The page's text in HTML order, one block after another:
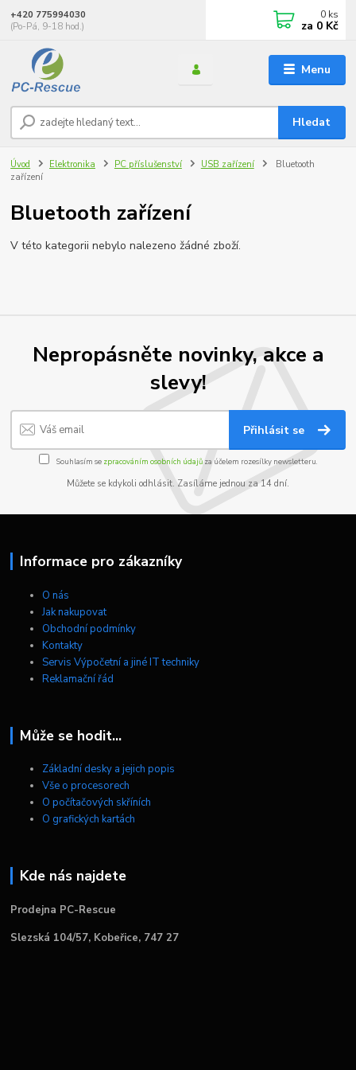
Menu
Hledat
+420 775994030
(Po-Pá, 9-18 hod.)
0 ks
za 0 Kč
Úvod Elektronika PC příslušenství USB zařízení
Bluetooth
zařízení
Bluetooth zařízení
V této kategorii nebylo nalezeno žádné zboží.
Nepropásněte novinky, akce a
slevy!
Přihlásit se
Souhlasím se zpracováním osobních údajůza účelem rozesílky newsletteru.
Můžete se kdykoli odhlásit. Zasíláme jednou za 14 dní.
Informace pro zákazníky
O nás
Jak nakupovat
Obchodní podmínky
Kontakty
Servis Výpočetní a jiné IT techniky
Reklamační řád
Může se hodit...
Základní desky a jejich popis
Vše o procesorech
O počítačových skříních
O grafických kartách
Kde nás najdete
Prodejna PC-Rescue
Slezská 104/57, Kobeřice, 747 27